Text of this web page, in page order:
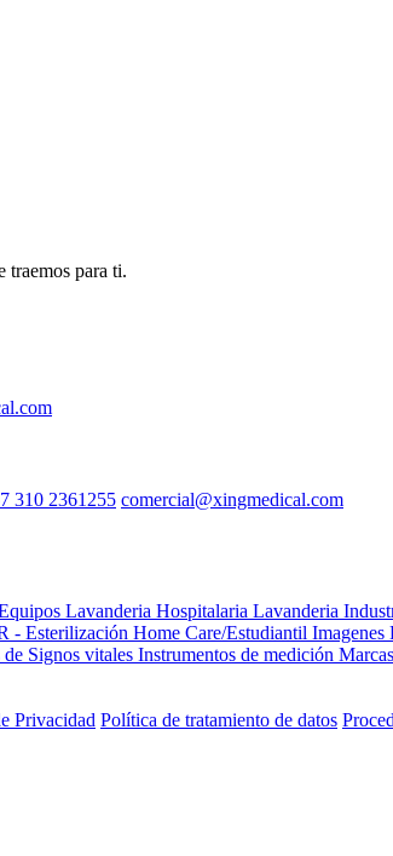
traemos para ti.
310 2361255 comercial@xingmedical.com
Lavanderia Hospitalaria Lavanderia
- Esterilización Home Care/Estudiantil Imagenes
de Signos vitales Instrumentos de medición Marcas
Privacidad Política de tratamiento de datos